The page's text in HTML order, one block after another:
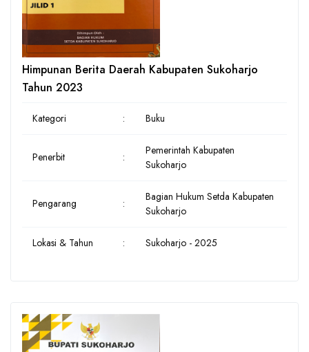
Himpunan Berita Daerah Kabupaten Sukoharjo
Tahun 2023
Kategori : Buku
Penerbit :
Pemerintah Kabupaten
Sukoharjo
Pengarang :
Bagian Hukum Setda Kabupaten
Sukoharjo
Lokasi & Tahun : Sukoharjo - 2025